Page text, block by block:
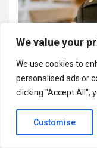
We value your
We use cookies to
personalised ads or
clicking "Accept All",
Customise